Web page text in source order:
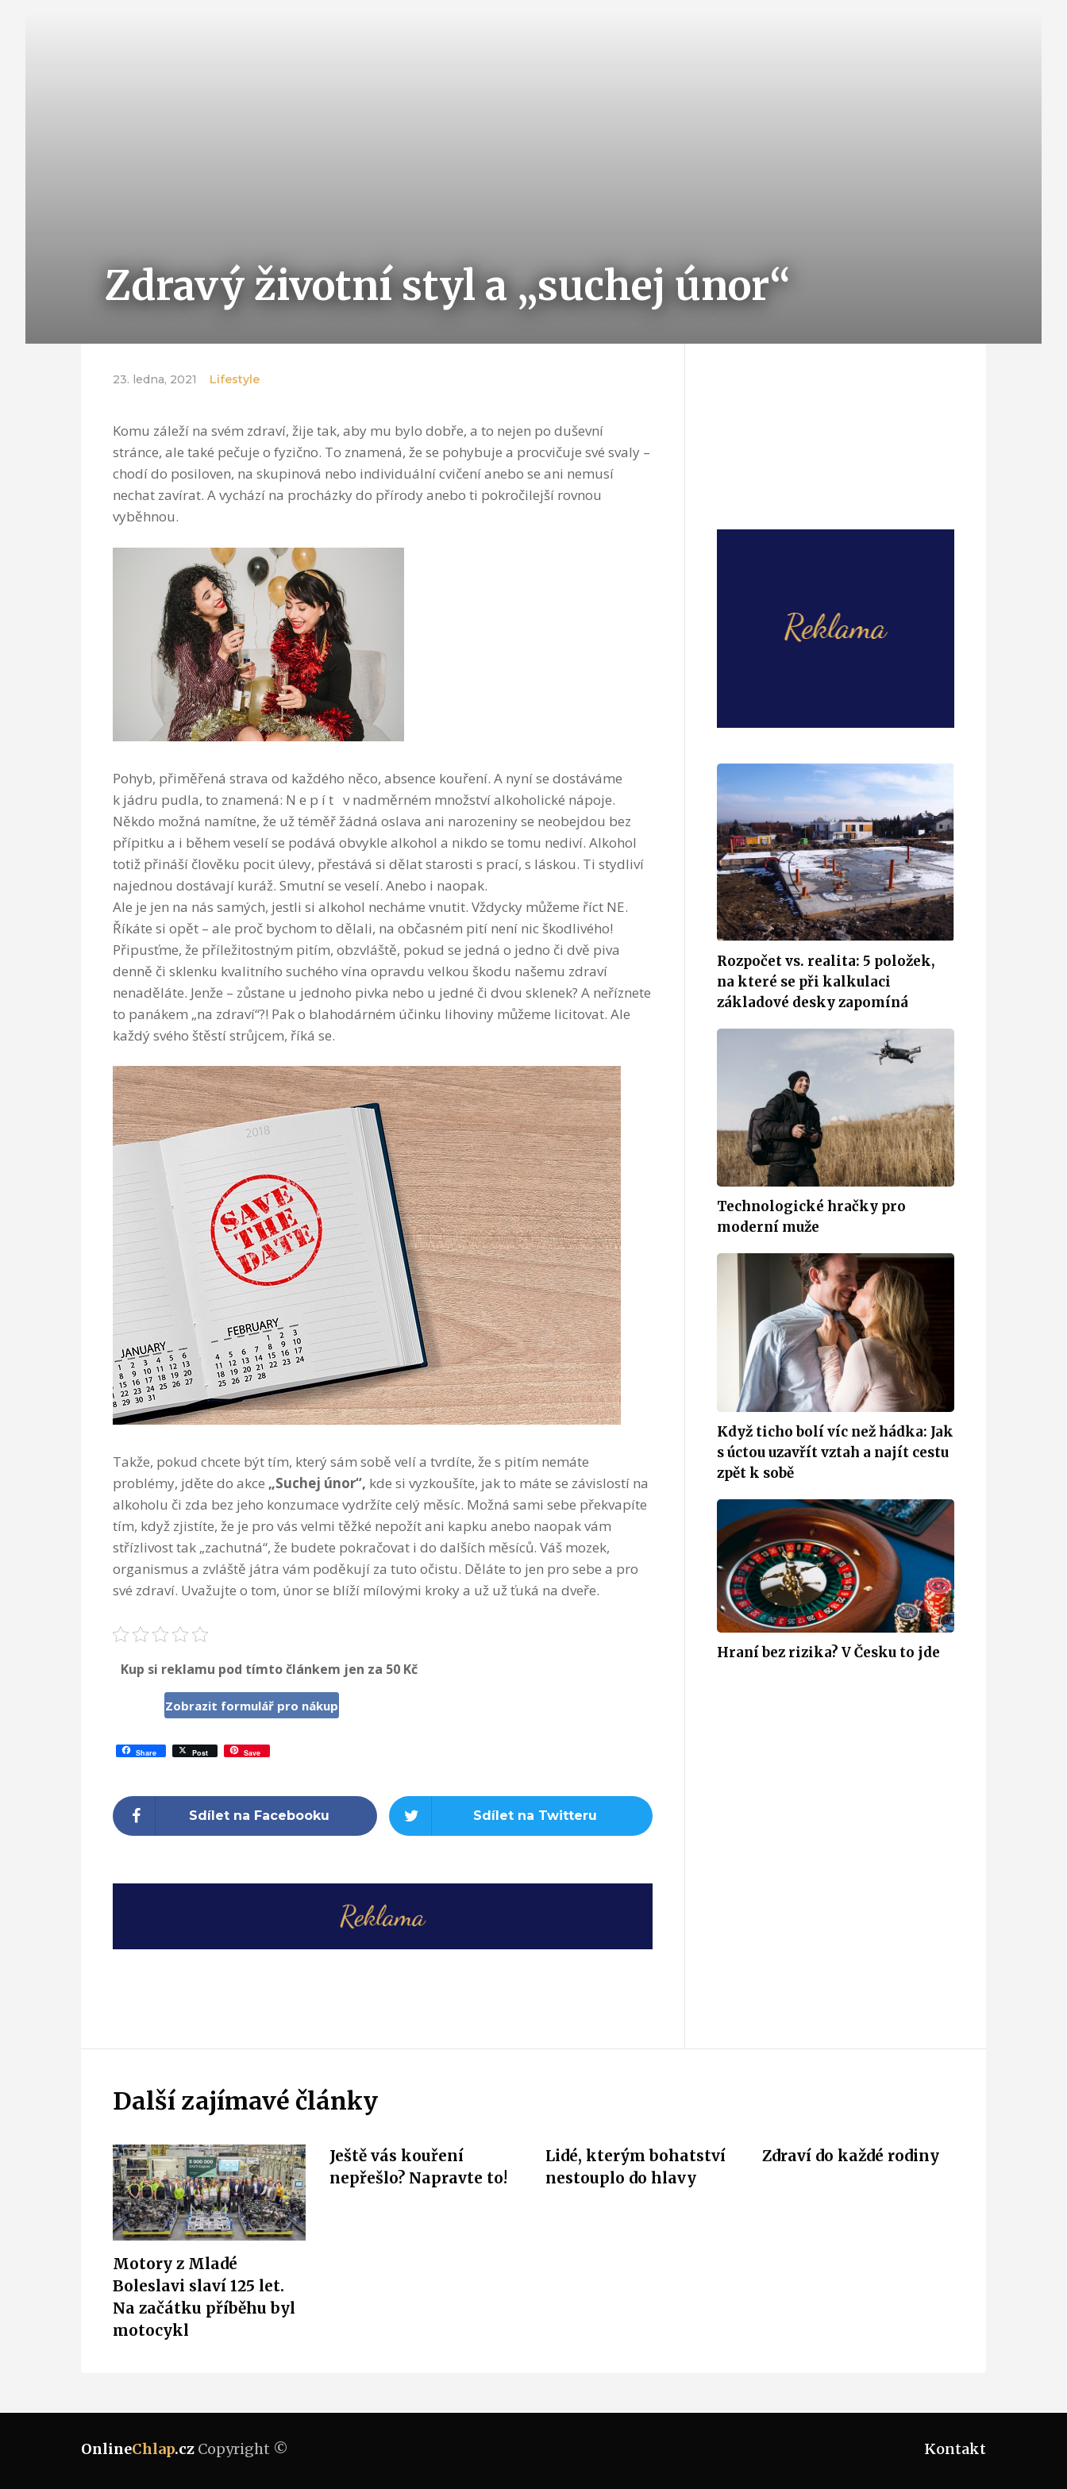
Zdravý životní styl a „suchej únor“
23. ledna, 2021 Lifestyle
Komu záleží na svém zdraví, žije tak, aby mu bylo dobře, a to nejen po duševní
stránce, ale také pečuje o fyzično. To znamená, že se pohybuje a procvičuje své svaly –
chodí do posiloven, na skupinová nebo individuální cvičení anebo se ani nemusí
nechat zavírat. A vychází na procházky do přírody anebo ti pokročilejší rovnou
vyběhnou.
Pohyb, přiměřená strava od každého něco, absence kouření. A nyní se dostáváme
k jádru pudla, to znamená: N e p í t v nadměrném množství alkoholické nápoje.
Někdo možná namítne, že už téměř žádná oslava ani narozeniny se neobejdou bez
přípitku a i během veselí se podává obvykle alkohol a nikdo se tomu nediví. Alkohol
totiž přináší člověku pocit úlevy, přestává si dělat starosti s prací, s láskou. Ti stydliví
najednou dostávají kuráž. Smutní se veselí. Anebo i naopak.
Ale je jen na nás samých, jestli si alkohol necháme vnutit. Vždycky můžeme říct NE.
Říkáte si opět – ale proč bychom to dělali, na občasném pití není nic škodlivého!
Připusťme, že příležitostným pitím, obzvláště, pokud se jedná o jedno či dvě piva
denně či sklenku kvalitního suchého vína opravdu velkou škodu našemu zdraví
nenaděláte. Jenže – zůstane u jednoho pivka nebo u jedné či dvou sklenek? A neříznete
to panákem „na zdraví“?! Pak o blahodárném účinku lihoviny můžeme licitovat. Ale
každý svého štěstí strůjcem, říká se.
Takže, pokud chcete být tím, který sám sobě velí a tvrdíte, že s pitím nemáte
problémy, jděte do akce „Suchej únor“, kde si vyzkoušíte, jak to máte se závislostí na
alkoholu či zda bez jeho konzumace vydržíte celý měsíc. Možná sami sebe překvapíte
tím, když zjistíte, že je pro vás velmi těžké nepožít ani kapku anebo naopak vám
střízlivost tak „zachutná“, že budete pokračovat i do dalších měsíců. Váš mozek,
organismus a zvláště játra vám poděkují za tuto očistu. Děláte to jen pro sebe a pro
své zdraví. Uvažujte o tom, únor se blíží mílovými kroky a už už ťuká na dveře.
Kup si reklamu pod tímto článkem jen za 50 Kč
Zobrazit formulář pro nákup
Share Post Save
Sdílet na Facebooku Sdílet na Twitteru
Rozpočet vs. realita: 5 položek,
na které se při kalkulaci
základové desky zapomíná
Technologické hračky pro
moderní muže
Když ticho bolí víc než hádka: Jak
s úctou uzavřít vztah a najít cestu
zpět k sobě
Hraní bez rizika? V Česku to jde
Další zajímavé články
Motory z Mladé
Boleslavi slaví 125 let.
Na začátku příběhu byl
motocykl
Ještě vás kouření
nepřešlo? Napravte to!
Lidé, kterým bohatství
nestouplo do hlavy
Zdraví do každé rodiny
OnlineChlap.cz Copyright © Kontakt